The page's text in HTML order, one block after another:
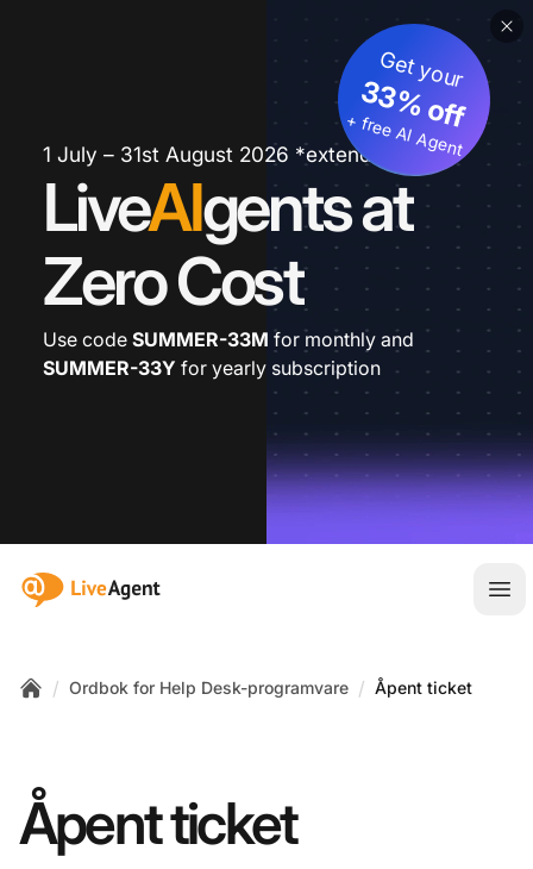
1 July – 31st August 2026 *extended
LiveAIgents at
Zero Cost
Get your
33% off
+ free AI Agent
Use code SUMMER-33M for monthly and
SUMMER-33Y for yearly subscription
:site.title
/ Ordbok for Help Desk-programvare / Åpent ticket
Åpent ticket